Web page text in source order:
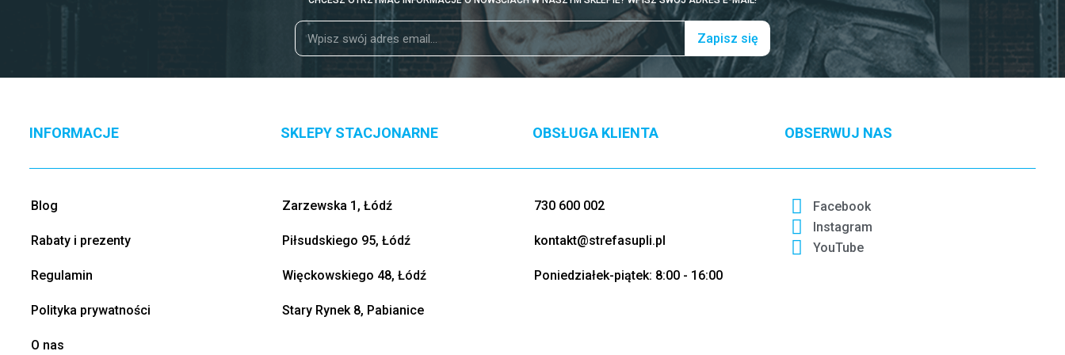
Zapisz się
INFORMACJE
Blog
Rabaty i prezenty
Regulamin
Polityka prywatności
O nas
SKLEPY STACJONARNE
Zarzewska 1, Łódź
Piłsudskiego 95, Łódź
Więckowskiego 48, Łódź
Stary Rynek 8, Pabianice
OBSŁUGA KLIENTA
730 600 002
kontakt@strefasupli.pl
Poniedziałek-piątek: 8:00 - 16:00
OBSERWUJ NAS
Facebook
Instagram
YouTube